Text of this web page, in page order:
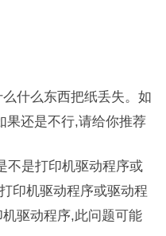
什么东西把纸丢失。如
果还是不行,请给你推荐
不是打印机驱动程序或
印机驱动程序或驱动程
驱动程序,此问题可能